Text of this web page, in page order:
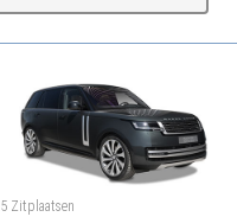
5 Zitplaatsen